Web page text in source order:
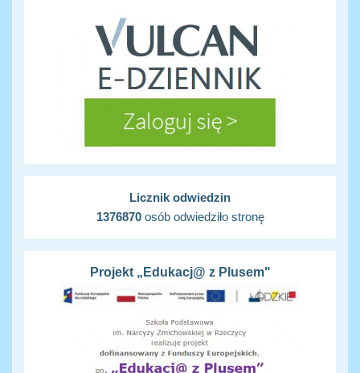
Licznik odwiedzin
1376870osób odwiedziło stronę
Projekt „Edukacj@ z Plusem"